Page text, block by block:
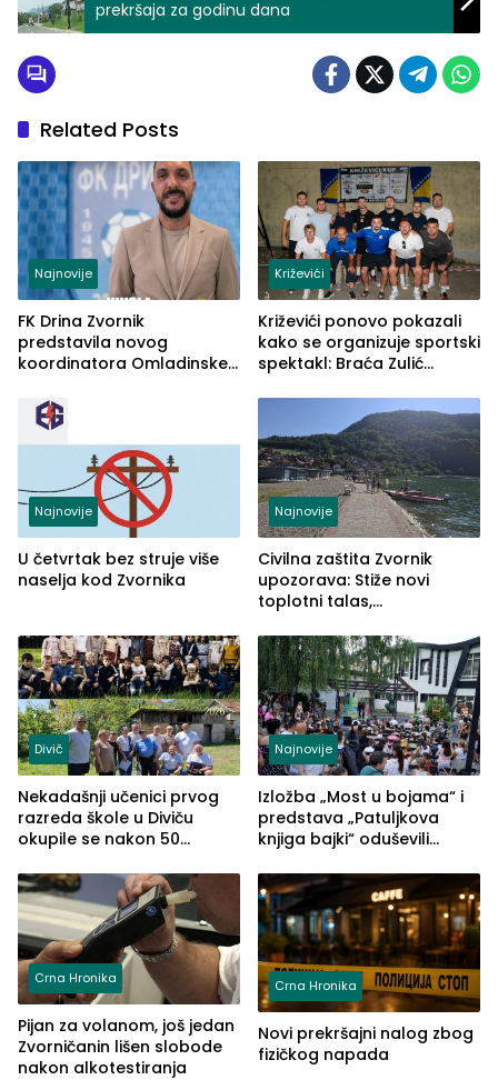
prekršaja za godinu dana
Related Posts
Najnovije
FK Drina Zvornik
predstavila novog
koordinatora Omladinske
Križevići
Križevići ponovo pokazali
kako se organizuje sportski
spektakl: Braća Zulić
Najnovije
U četvrtak bez struje više
naselja kod Zvornika
Najnovije
Civilna zaštita Zvornik
upozorava: Stiže novi
toplotni talas,
Divič
Nekadašnji učenici prvog
razreda škole u Diviču
okupile se nakon 50
Pašić im održao čas
(FOTO)
Najnovije
Izložba „Most u bojama“ i
predstava „Patuljkova
knjiga bajki“ oduševili
Crna Hronika
Pijan za volanom, još jedan
Zvorničanin lišen slobode
nakon alkotestiranja
Crna Hronika
Novi prekršajni nalog zbog
fizičkog napada